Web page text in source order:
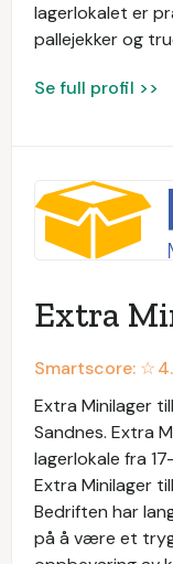
lagerlokalet er
pallejekker og
Se full profil >>
Extra
Smartscore: ☆
Extra Minilager
Sandnes. Extra
lagerlokale fra
Extra Minilager
Bedriften har
på å være et